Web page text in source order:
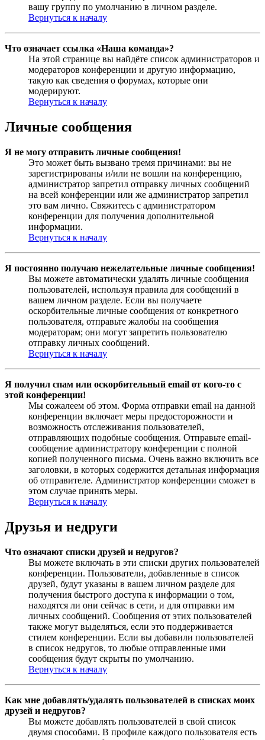
вашу группу по умолчанию в личном разделе.
Вернуться к началу
Что означает ссылка «Наша команда»?
На этой странице вы найдёте список администраторов и
модераторов конференции и другую информацию,
такую как сведения о форумах, которые они
модерируют.
Вернуться к началу
Личные сообщения
Я не могу отправить личные сообщения!
Это может быть вызвано тремя причинами: вы не
зарегистрированы и/или не вошли на конференцию,
администратор запретил отправку личных сообщений
на всей конференции или же администратор запретил
это вам лично. Свяжитесь с администратором
конференции для получения дополнительной
информации.
Вернуться к началу
Я постоянно получаю нежелательные личные сообщения!
Вы можете автоматически удалять личные сообщения
пользователей, используя правила для сообщений в
вашем личном разделе. Если вы получаете
оскорбительные личные сообщения от конкретного
пользователя, отправьте жалобы на сообщения
модераторам; они могут запретить пользователю
отправку личных сообщений.
Вернуться к началу
Я получил спам или оскорбительный email от кого-то с
этой конференции!
Мы сожалеем об этом. Форма отправки email на данной
конференции включает меры предосторожности и
возможность отслеживания пользователей,
отправляющих подобные сообщения. Отправьте email-
сообщение администратору конференции с полной
копией полученного письма. Очень важно включить все
заголовки, в которых содержится детальная информация
об отправителе. Администратор конференции сможет в
этом случае принять меры.
Вернуться к началу
Друзья и недруги
Что означают списки друзей и недругов?
Вы можете включать в эти списки других пользователей
конференции. Пользователи, добавленные в список
друзей, будут указаны в вашем личном разделе для
получения быстрого доступа к информации о том,
находятся ли они сейчас в сети, и для отправки им
личных сообщений. Сообщения от этих пользователей
также могут выделяться, если это поддерживается
стилем конференции. Если вы добавили пользователей
в список недругов, то любые отправленные ими
сообщения будут скрыты по умолчанию.
Вернуться к началу
Как мне добавлять/удалять пользователей в списках моих
друзей и недругов?
Вы можете добавлять пользователей в свой список
двумя способами. В профиле каждого пользователя есть